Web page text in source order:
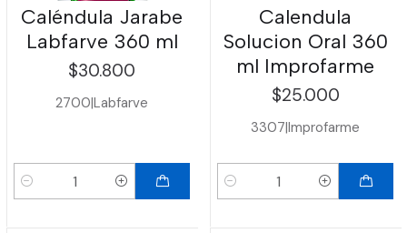
Caléndula Jarabe
Labfarve 360 ml
$30.800
2700|Labfarve
Cantidad
Calendula
Solucion Oral 360
ml Improfarme
$25.000
3307|Improfarme
Cantidad